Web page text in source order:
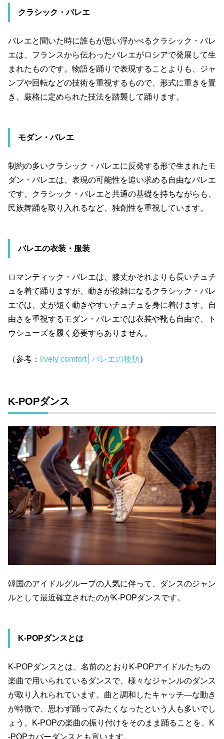
クラシック・バレエ
バレエと聞いた時に誰もが思い浮かべるクラシック・バレ
エは、フランスから伝わったバレエがロシアで発展して生
まれたものです。物語を踊りで表現することよりも、ジャ
ンプや回転などの技術を重視するもので、形式に重きを置
き、厳格に定められた技法を踏襲して踊ります。
モダン・バレエ
制約の多いクラシック・バレエに反発する形で生まれたモ
ダン・バレエは、表現の可能性を追い求める自由なバレエ
です。クラシック・バレエと共通の基礎を持ちながらも、
民族舞踊を取り入れるなど、独創性を重視しています。
バレエの衣装・服装
ロマンティック・バレエは、膝丈かそれよりも長いチュチ
ュを着て踊りますが、動きが複雑になるクラシック・バレ
エでは、丈が短く動きやすいチュチュを身に着けます。自
由さを重視するモダン・バレエでは衣装や靴も自由で、ト
ウシューズを履く必要すらありません。
（参考： lively comfort│バレエの種類）
K-POPダンス
韓国のアイドルグループの人気に伴って、ダンスのジャン
ルとして最近確立されたのがK-POPダンスです。
K-POPダンスとは
K-POPダンスとは、名前のとおり K-POPアイドルたちの
楽曲で用いられているダンスで、様々なジャンルのダンス
が取り入れられています。曲と調和したキャッチ―な動き
が特徴で、思わず踊ってみたくなったという人も多いでし
ょう。
K-POPの楽曲の振り付けをそのまま踊ることを、
K
-POPカバーダンスとも言います。